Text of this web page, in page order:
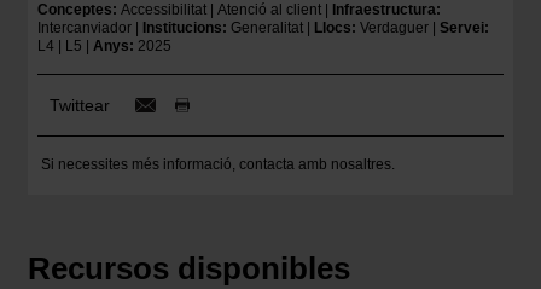
Conceptes Accessibilitat Atenció al client
Infraestructura
Intercanviador
Institucions Generalitat Llocs Verdaguer
Servei
L4
L5 Anys 2025
Twittear
Si necessites més informació, contacta amb nosaltres.
Recursos disponibles